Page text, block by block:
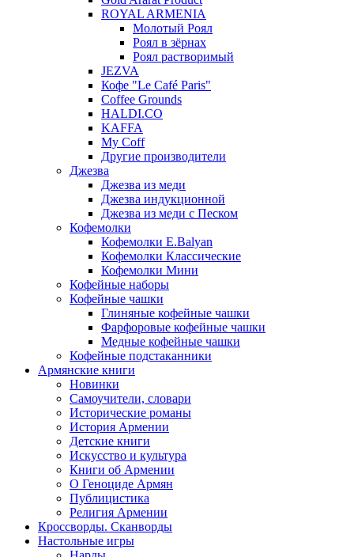
ROYAL ARMENIA
Молотый Роял
Роял в зёрнах
Роял растворимый
JEZVA
Кофе "Le Café Paris"
Coffee Grounds
HALDI.CO
KAFFA
My Coff
Другие производители
Джезва
Джезва из меди
Джезва индукционной
Джезва из меди с Песком
Кофемолки
Кофемолки E.Balyan
Кофемолки Классические
Кофемолки Мини
Кофейные наборы
Кофейные чашки
Глиняные кофейные чашки
Фарфоровые кофейные чашки
Медные кофейные чашки
Кофейные подстаканники
Армянские книги
Новинки
Самоучители, словари
Исторические романы
История Армении
Детские книги
Иcкусство и культура
Книги об Армении
О Геноциде Армян
Публицистика
Религия Армении
Кроссворды. Сканворды
Настольные игры